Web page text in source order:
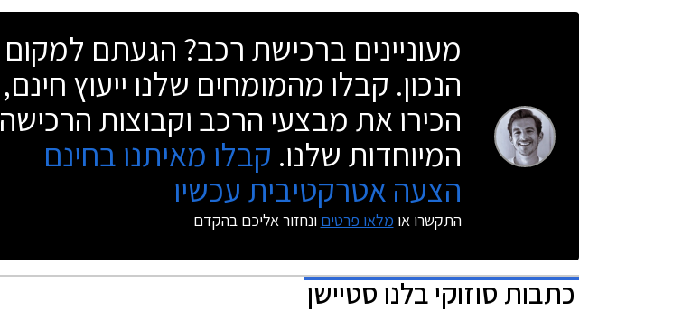
מעוניינים ברכישת רכב? הגעתם למקום
הנכון. קבלו מהמומחים שלנו ייעוץ חינם,
הכירו את מבצעי הרכב וקבוצות הרכישה
המיוחדות שלנו. קבלו מאיתנו בחינם
הצעה אטרקטיבית עכשיו
התקשרו או מלאו פרטים ונחזור אליכם בהקדם
כתבותסוזוקי בלנו סטיישן